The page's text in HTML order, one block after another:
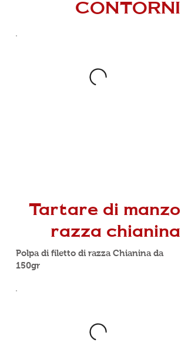
CONTORNI
Tartare di manzo
razza chianina
Polpa di filetto di razza Chianina da
150gr